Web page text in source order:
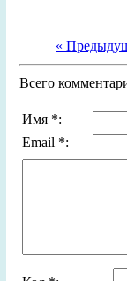
«
Всего
Имя *:
Email *: